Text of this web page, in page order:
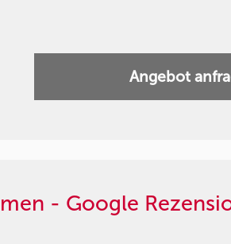
Angebot
- Google